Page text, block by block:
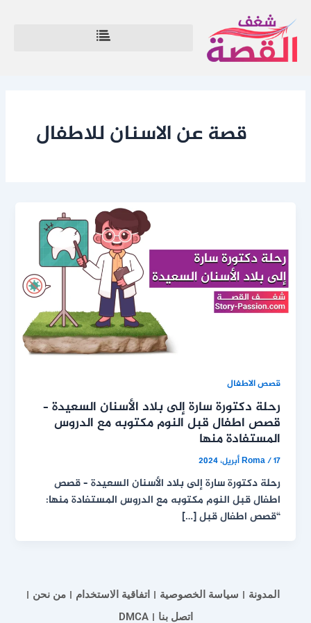
إلى
المحتوى
قصة عن الاسنان للاطفال
قصص الاطفال
رحلة دكتورة سارة إلى بلاد الأسنان السعيدة –
قصص اطفال قبل النوم مكتوبه مع الدروس
المستفادة منها
Roma/17 أبريل، 2024
رحلة دكتورة سارة إلى بلاد الأسنان السعيدة – قصص
اطفال قبل النوم مكتوبه مع الدروس المستفادة منها:
“قصص اطفال قبل […]
المدونة سياسة الخصوصية اتفاقية الاستخدام
من نحن
اتصل بنا
DMCA